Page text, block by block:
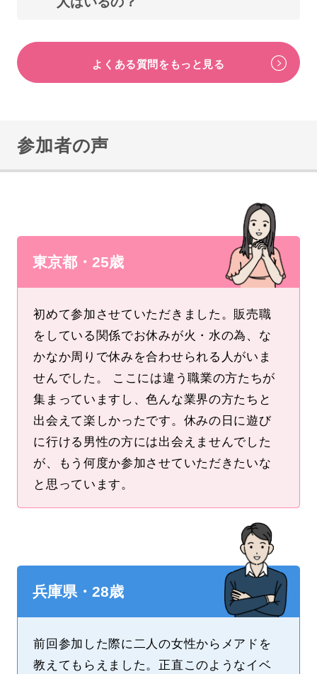
よくある質問をもっと見る
参加者の声
東京都・25歳
初めて参加させていただきました。販売職
をしている関係でお休みが火・水の為、な
かなか周りで休みを合わせられる人がいま
せんでした。 ここには違う職業の方たちが
集まっていますし、色んな業界の方たちと
出会えて楽しかったです。休みの日に遊び
に行ける男性の方には出会えませんでした
が、もう何度か参加させていただきたいな
と思っています。
兵庫県・28歳
前回参加した際に二人の女性からメアドを
教えてもらえました。正直このようなイベ